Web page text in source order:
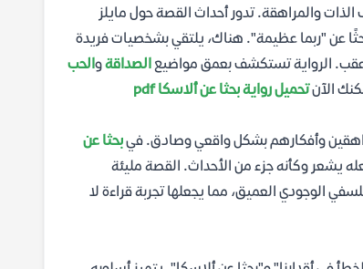
والمراهقة. تدور أحداث القصة حول مايلز
بحثًا عن "ربما عظيمة". هناك، يلتقي بشخصيات فريدة
عقب. الرواية تستكشف بعمق مواضيعالصداقةوالحب
الآنتحميل رواية بحثا عن ألاسكا pdf
وأفكارهم بشكل واقعي وصادق. فيبحثا عن
يشعر وكأنه جزء من الأحداث. القصة مليئة
الوجودي العميق، مما يجعلها تجربة قراءة لا